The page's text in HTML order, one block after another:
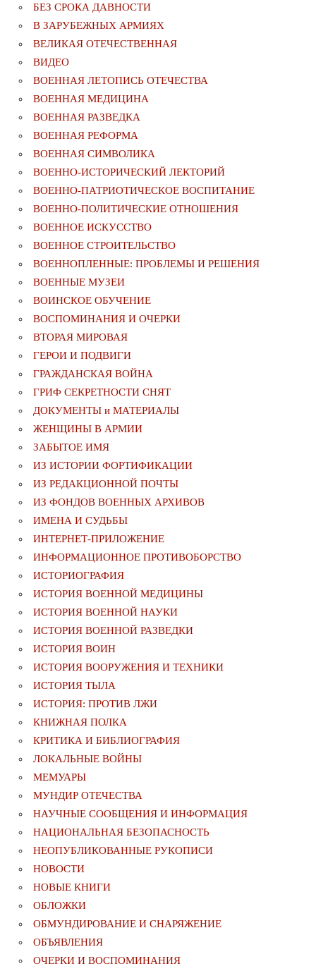
БЕЗ СРОКА ДАВНОСТИ
В ЗАРУБЕЖНЫХ АРМИЯХ
ВЕЛИКАЯ ОТЕЧЕСТВЕННАЯ
ВИДЕО
ВОЕННАЯ ЛЕТОПИСЬ ОТЕЧЕСТВА
ВОЕННАЯ МЕДИЦИНА
ВОЕННАЯ РАЗВЕДКА
ВОЕННАЯ РЕФОРМА
ВОЕННАЯ СИМВОЛИКА
ВОЕННО-ИСТОРИЧЕСКИЙ ЛЕКТОРИЙ
ВОЕННО-ПАТРИОТИЧЕСКОЕ ВОСПИТАНИЕ
ВОЕННО-ПОЛИТИЧЕСКИE ОТНОШЕНИЯ
ВОЕННОЕ ИСКУССТВО
ВОЕННОЕ СТРОИТЕЛЬСТВО
ВОЕННОПЛЕННЫЕ: ПРОБЛЕМЫ И РЕШЕНИЯ
ВОЕННЫЕ МУЗЕИ
ВОИНСКОЕ ОБУЧЕНИЕ
ВОСПОМИНАНИЯ И ОЧЕРКИ
ВТОРАЯ МИРОВАЯ
ГЕРОИ И ПОДВИГИ
ГРАЖДАНСКАЯ ВОЙНА
ГРИФ СЕКРЕТНОСТИ СНЯТ
ДОКУМЕНТЫ и МАТЕРИАЛЫ
ЖЕНЩИНЫ В АРМИИ
ЗАБЫТОЕ ИМЯ
ИЗ ИСТОРИИ ФОРТИФИКАЦИИ
ИЗ РЕДАКЦИОННОЙ ПОЧТЫ
ИЗ ФОНДОВ ВОЕННЫХ АРХИВОВ
ИМЕНА И СУДЬБЫ
ИНТЕРНЕТ-ПРИЛОЖЕНИЕ
ИНФОРМАЦИОННОЕ ПРОТИВОБОРСТВО
ИСТОРИОГРАФИЯ
ИСТОРИЯ ВОЕННОЙ МЕДИЦИНЫ
ИСТОРИЯ ВОЕННОЙ НАУКИ
ИСТОРИЯ ВОЕННОЙ РАЗВЕДКИ
ИСТОРИЯ ВОИН
ИСТОРИЯ ВООРУЖЕНИЯ И ТЕХНИКИ
ИСТОРИЯ ТЫЛА
ИСТОРИЯ: ПРОТИВ ЛЖИ
КНИЖНАЯ ПОЛКА
КРИТИКА И БИБЛИОГРАФИЯ
ЛОКАЛЬНЫЕ ВОЙНЫ
МЕМУАРЫ
МУНДИР ОТЕЧЕСТВА
НАУЧНЫЕ СООБЩЕНИЯ И ИНФОРМАЦИЯ
НАЦИОНАЛЬНАЯ БЕЗОПАСНОСТЬ
НЕОПУБЛИКОВАННЫЕ РУКОПИСИ
НОВОСТИ
НОВЫЕ КНИГИ
ОБЛОЖКИ
ОБМУНДИРОВАНИЕ И СНАРЯЖЕНИЕ
ОБЪЯВЛЕНИЯ
ОЧЕРКИ И ВОСПОМИНАНИЯ